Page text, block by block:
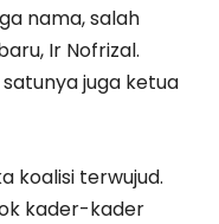
nama, salah
Ir Nofrizal.
juga ketua
koalisi terwujud.
kader-kader